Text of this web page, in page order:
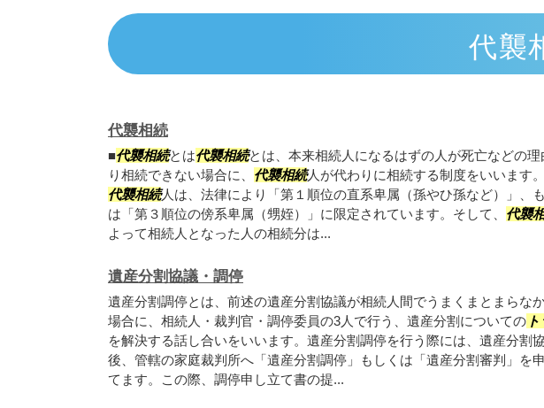
代襲
代襲相続
■代襲相続とは代襲相続とは、本来相続人になるはずの人が死亡などの理
り相続できない場合に、 代襲相続人が代わりに相続する制度をいいます
代襲相続人は、法律により「第１順位の直系卑属（孫やひ孫など）」、
は「第３順位の傍系卑属（甥姪）」に限定されています。そして、 代襲
よって相続人となった人の相続分は...
遺産分割協議・調停
遺産分割調停とは、前述の遺産分割協議が相続人間でうまくまとまらな
場合に、相続人・裁判官・調停委員の3人で行う、遺産分割についての
を解決する話し合いをいいます。遺産分割調停を行う際には、遺産分割
後、管轄の家庭裁判所へ「遺産分割調停」もしくは「遺産分割審判」を
てます。この際、調停申し立て書の提...